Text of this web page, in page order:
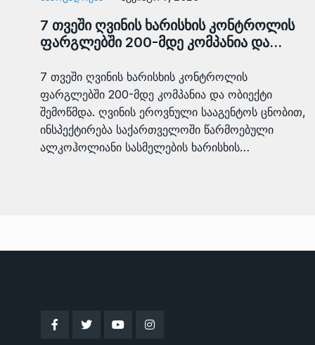
7 თვეში ღვინის ხარისხის კონტროლის
ფარგლებში 200-მდე კომპანია და…
7 თვეში ღვინის ხარისხის კონტროლის
ფარგლებში 200-მდე კომპანია და ობიექტი
შემოწმდა. ღვინის ეროვნული სააგენტოს ცნობით,
ინსპექტირება საქართველოში წარმოებული
ალკოჰოლიანი სასმელების ხარისხის…